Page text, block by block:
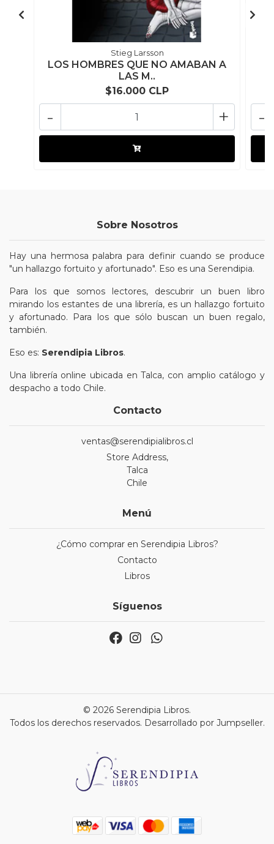
Stieg Larsson
LOS HOMBRES QUE NO AMABAN A
LAS M..
$16.000 CLP
- + -
Sobre Nosotros
Hay una hermosa palabra para definir cuando se produce
"un hallazgo fortuito y afortunado". Eso es una Serendipia.
Para los que somos lectores, descubrir un buen libro
mirando los estantes de una librería, es un hallazgo fortuito
y afortunado. Para los que sólo buscan un buen regalo,
también.
Eso es: Serendipia Libros.
Una librería online ubicada en Talca, con amplio catálogo y
despacho a todo Chile.
Contacto
ventas@serendipialibros.cl
Store Address,
Talca
Chile
Menú
¿Cómo comprar en Serendipia Libros?
Contacto
Libros
Síguenos
© 2026 Serendipia Libros.
Todos los derechos reservados. Desarrollado por Jumpseller.